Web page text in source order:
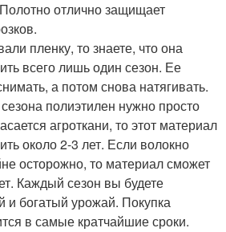
отлично защищает
пленку, то знаете, что она
всего лишь один сезон. Ее
а потом снова натягивать.
полиэтилен нужно просто
агроткани, то этот материал
около 2-3 лет. Если волокно
осторожно, то материал сможет
Каждый сезон вы будете
и богатый урожай. Покупка
в самые кратчайшие сроки.